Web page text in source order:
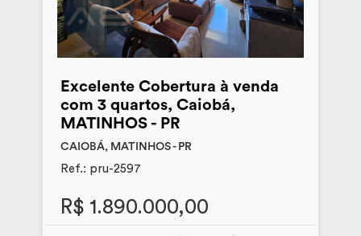
Excelente Cobertura à venda
com 3 quartos, Caiobá,
MATINHOS - PR
CAIOBÁ, MATINHOS - PR
Ref.: pru-2597
R$ 1.890.000,00